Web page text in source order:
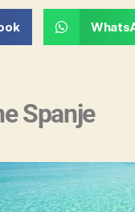
Spanje